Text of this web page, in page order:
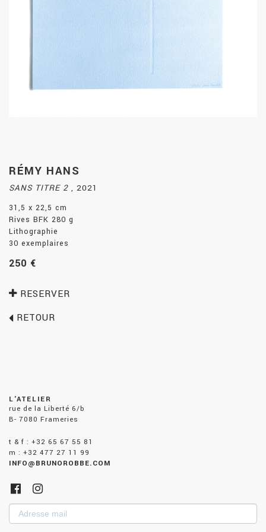
RÉMY HANS
SANS TITRE 2 , 2021
31,5 x 22,5 cm
Rives BFK 280 g
Lithographie
30 exemplaires
250 €
RESERVER
RETOUR
L'ATELIER
rue de la Liberté 6/b
B- 7080 Frameries
t & f : +32 65 67 55 81
m : +32 477 27 11 99
INFO@BRUNOROBBE.COM
Adresse
mail